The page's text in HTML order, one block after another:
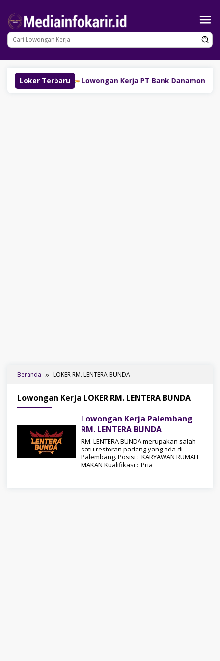
konten
Loker Terbaru
Group) Lowongan Kerja PT Bank Danamon
Beranda LOKER RM. LENTERA BUNDA
Lowongan Kerja LOKER RM. LENTERA BUNDA
Lowongan Kerja Palembang
RM. LENTERA BUNDA
RM. LENTERA BUNDA merupakan salah
satu restoran padang yang ada di
Palembang. Posisi : KARYAWAN RUMAH
MAKAN Kualifikasi : Pria